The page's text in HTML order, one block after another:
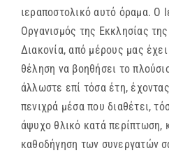
ιεραποστολικό αυτό όραμα. Ο
Οργανισμός της Εκκλησίας
Διακονία, από μέρους μας
θέληση να βοηθήσει το
άλλωστε επί τόσα έτη,
πενιχρά μέσα που διαθέτει,
άψυχο θλικό κατά περίπτωση,
καθοδήγηση των συνεργατών